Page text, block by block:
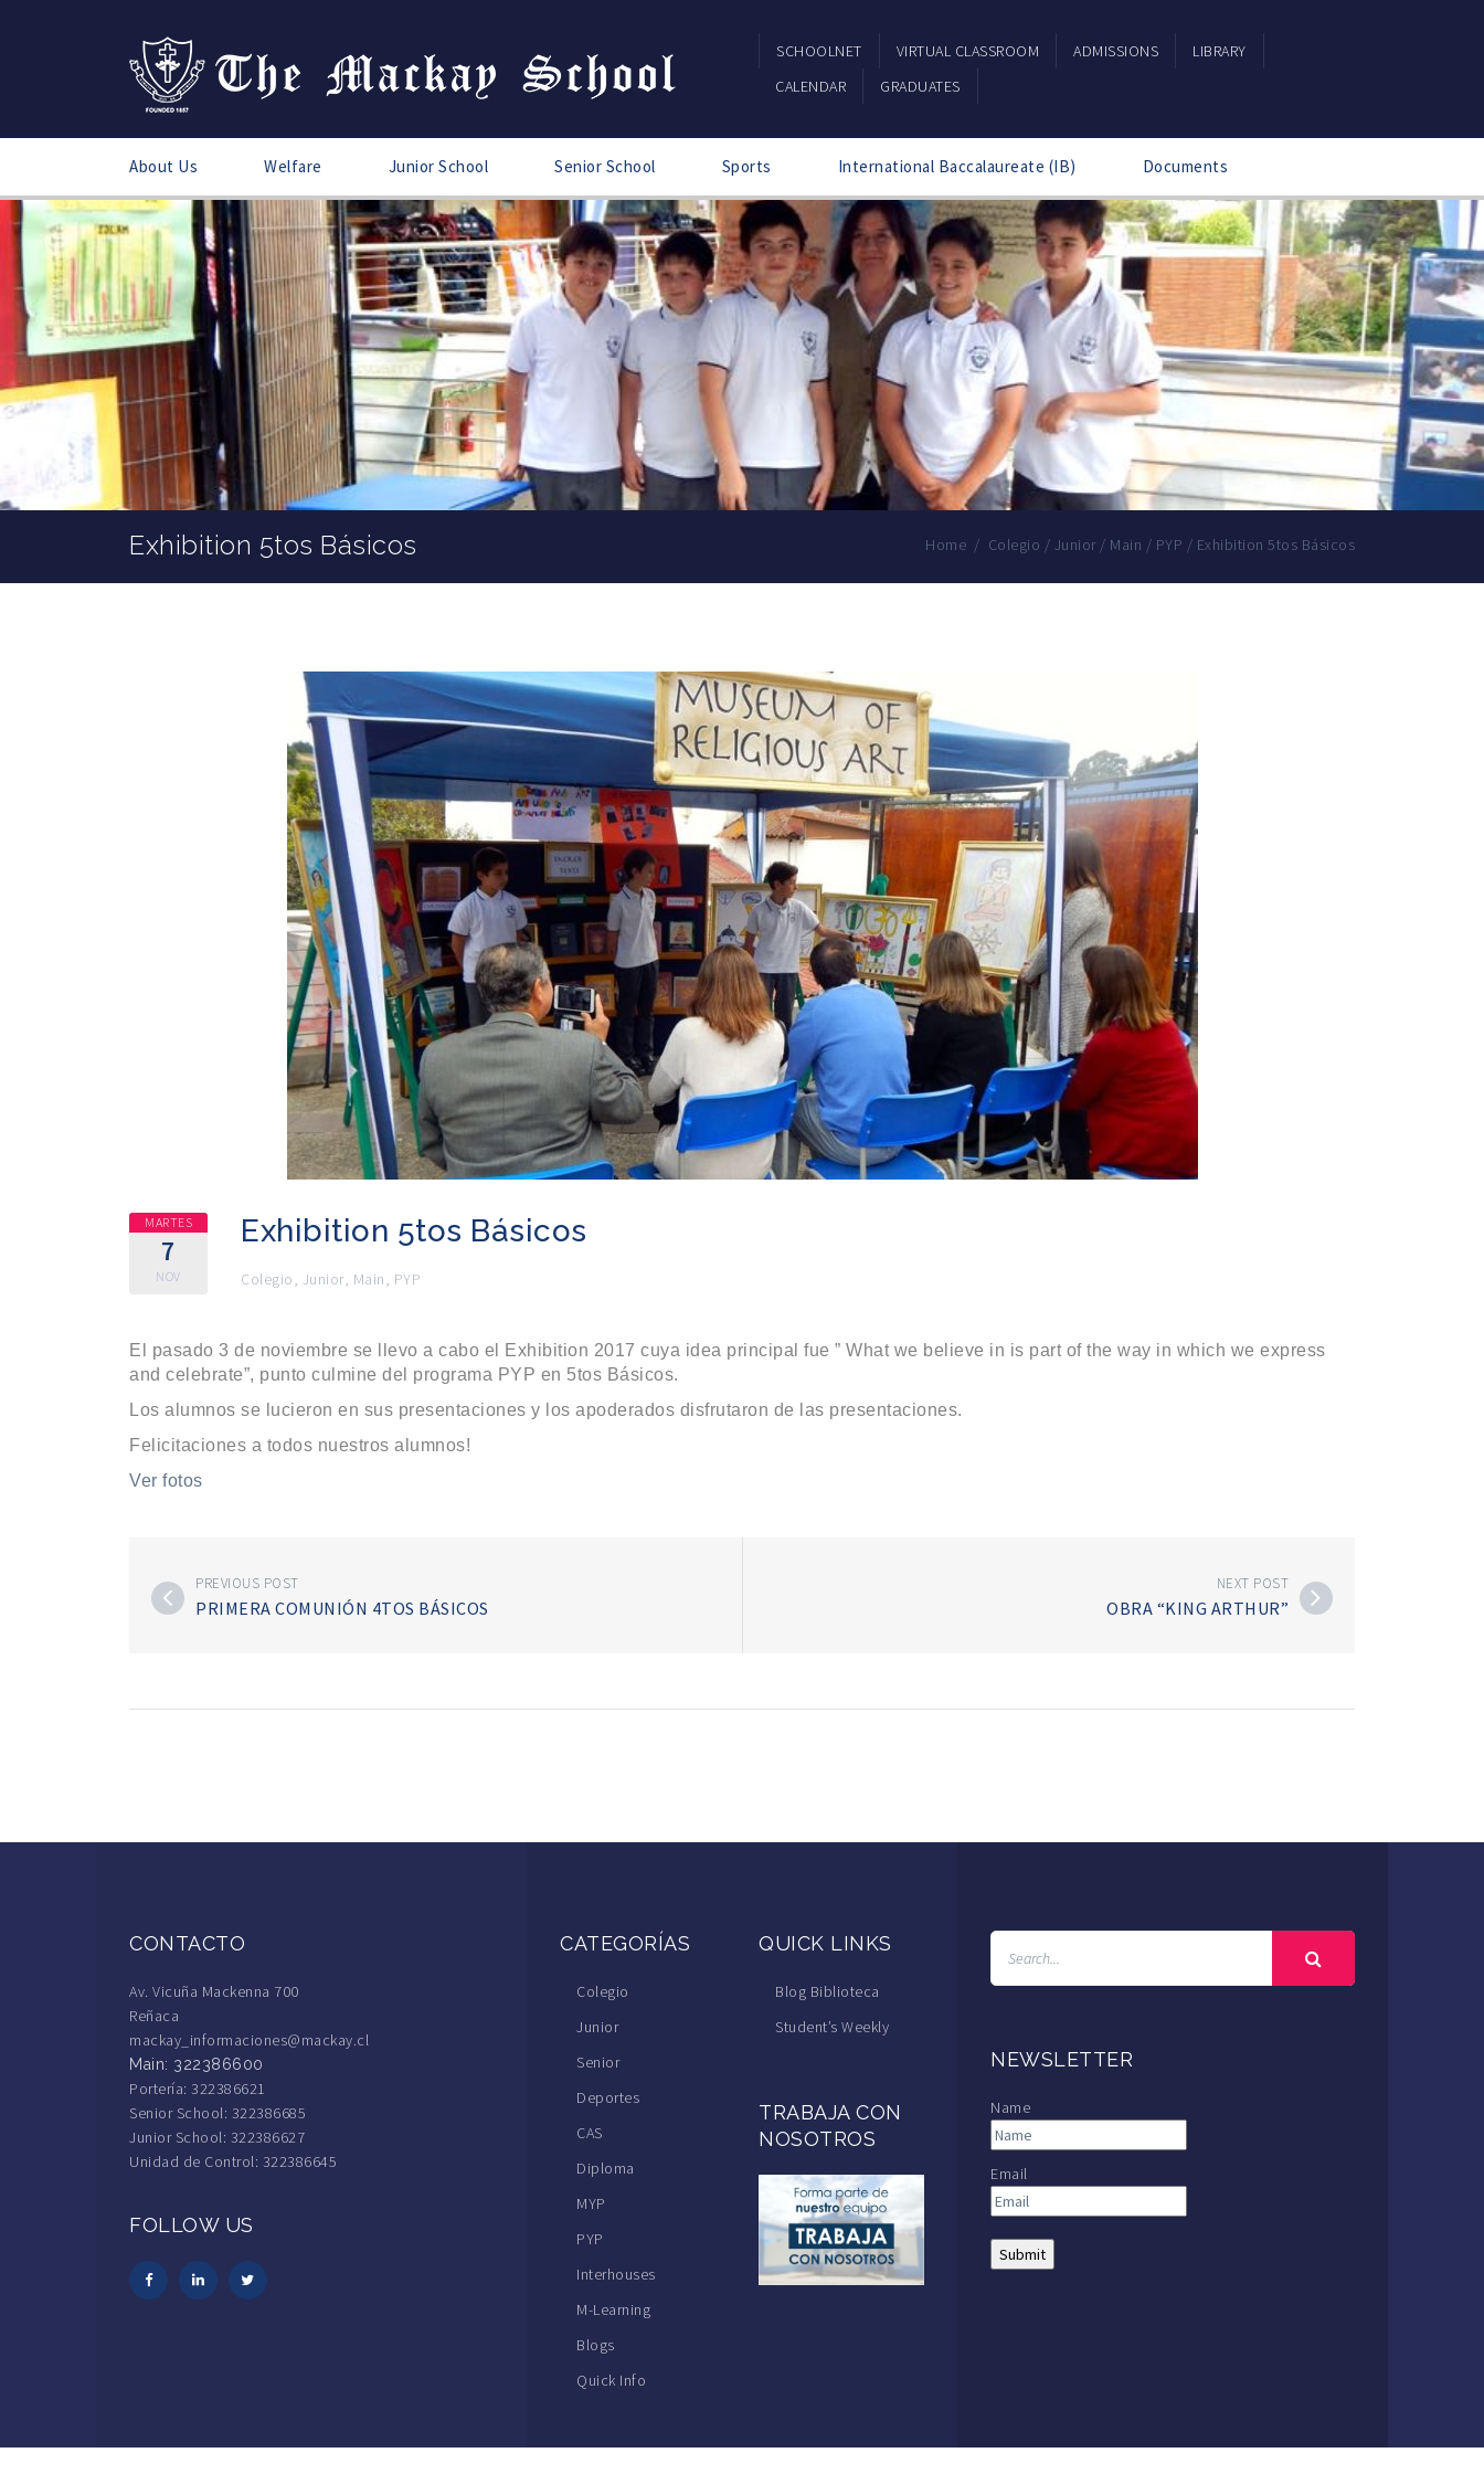
SCHOOLNET VIRTUAL CLASSROOM ADMISSIONS
LIBRARY
CALENDAR
GRADUATES
About Us Welfare Junior School Senior School Sports International Baccalaureate (IB) Documents
Exhibition 5tos Básicos Home / Colegio / Junior / Main / PYP / Exhibition 5tos Básicos
MARTES
7
NOV
Exhibition 5tos Básicos
Colegio, Junior, Main, PYP
El pasado 3 de noviembre se llevo a cabo el Exhibition 2017 cuya idea principal fue ” What we believe in is part of the way in which we express
and celebrate”, punto culmine del programa PYP en 5tos Básicos.
Los alumnos se lucieron en sus presentaciones y los apoderados disfrutaron de las presentaciones.
Felicitaciones a todos nuestros alumnos!
Ver fotos
PREVIOUS POST
PRIMERA COMUNIÓN 4TOS BÁSICOS
NEXT POST
OBRA “KING ARTHUR”
CONTACTO
Av. Vicuña Mackenna 700
Reñaca
mackay_informaciones@mackay.cl
Main: 322386600
Portería: 322386621
Senior School: 322386685
Junior School: 322386627
Unidad de Control: 322386645
FOLLOW US
CATEGORÍAS
Colegio
Junior
Senior
Deportes
CAS
Diploma
MYP
PYP
Interhouses
M-Learning
Blogs
Quick Info
QUICK LINKS
Blog Biblioteca
Student’s Weekly
TRABAJA CON
NOSOTROS
NEWSLETTER
Name
Email